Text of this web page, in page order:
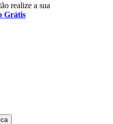
realize a sua
Grátis